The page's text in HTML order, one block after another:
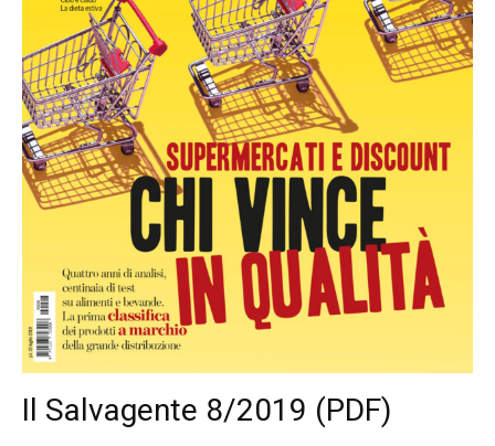
Il Salvagente 8/2019 (PDF)